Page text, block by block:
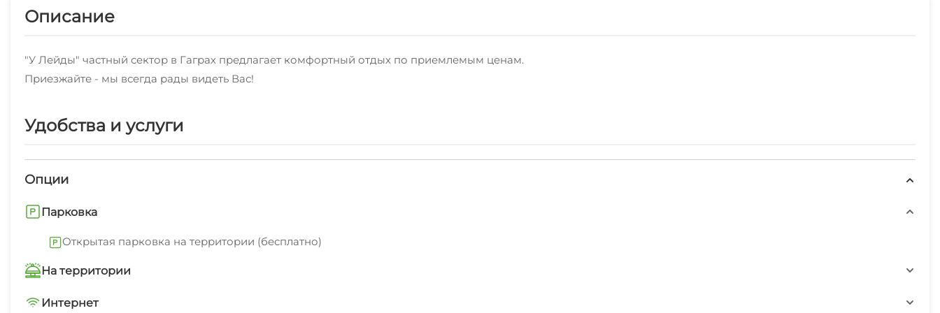
Описание
"У Лейды" частный сектор в Гаграх предлагает комфортный отдых по приемлемым ценам.
Приезжайте - мы всегда рады видеть Вас!
Удобства и услуги
Опции
Парковка
Открытая парковка на территории (бесплатно)
На территории
Трансфер платно
Интернет